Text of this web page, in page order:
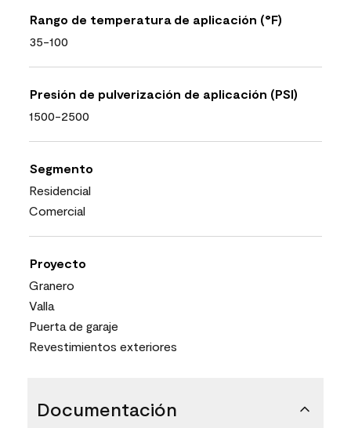
Rango de temperatura de aplicación (°F)
35-100
Presión de pulverización de aplicación (PSI)
1500-2500
Segmento
Residencial
Comercial
Proyecto
Granero
Valla
Puerta de garaje
Revestimientos exteriores
Documentación